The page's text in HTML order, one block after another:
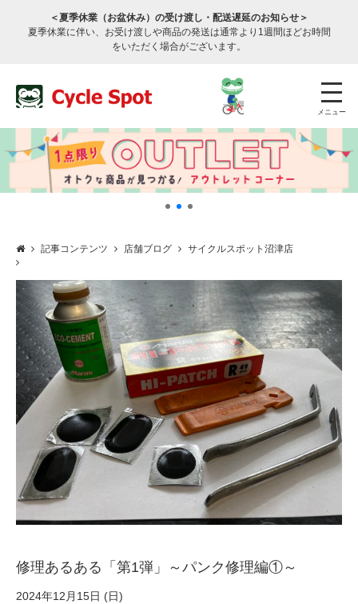
＜夏季休業（お盆休み）の受け渡し・配送遅延のお知らせ＞
夏季休業に伴い、お受け渡しや商品の発送は通常より1週間ほどお時間
をいただく場合がございます。
メニュー
サービスのご案内
サービス全般
修理・メンテナンス工賃
盗難保証
SpotMateログイン
オリジナル自転車
記事コンテンツ 店舗ブログ サイクルスポット沼津店
修理あるある「第1弾」～パンク修理編①～
2024年12月15日 (日)